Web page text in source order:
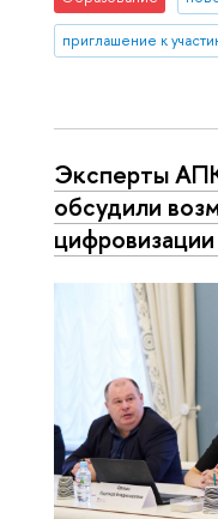
приглашение к
Эксперты
обсудили